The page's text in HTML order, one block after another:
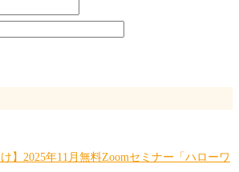
け】2025年11月無料Zoomセミナー「ハローワ